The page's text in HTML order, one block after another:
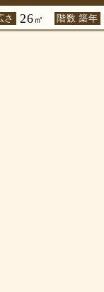
さ 26 ㎡ 階数 築年